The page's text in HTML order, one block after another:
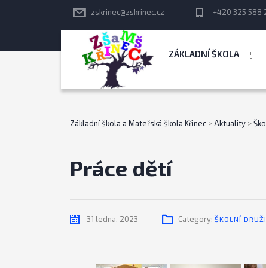
zskrinec@zskrinec.cz +420 325 588
ZÁKLADNÍ ŠKOLA
Základní škola a Mateřská škola Křinec >Aktuality >
Práce dětí
31 ledna, 2023 Category: ŠKOLNÍ